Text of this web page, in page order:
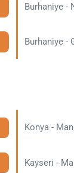
Burhaniye -
Burhaniye -
Konya -
Kayseri -